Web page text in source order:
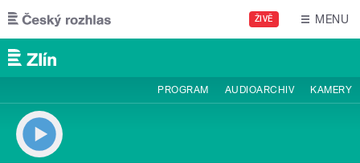
Přejít k hlavnímu obsahu
ŽIVĚ MENU
PROGRAM AUDIOARCHIV KAMERY